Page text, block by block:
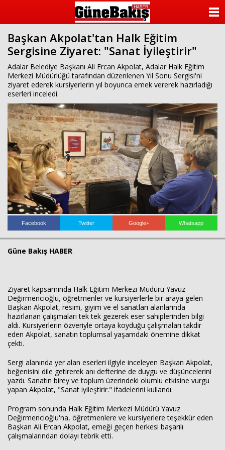
Başkan Akpolat'tan Halk Eğitim
Sergisine Ziyaret: "Sanat İyileştirir"
Adalar Belediye Başkanı Ali Ercan Akpolat, Adalar Halk Eğitim
Merkezi Müdürlüğü tarafından düzenlenen Yıl Sonu Sergisi'ni
ziyaret ederek kursiyerlerin yıl boyunca emek vererek hazırladığı
eserleri inceledi.
Facebook Twitter Google+ Whatsapp
Güne Bakış HABER
Ziyaret kapsamında Halk Eğitim Merkezi Müdürü Yavuz
Değirmencioğlu, öğretmenler ve kursiyerlerle bir araya gelen
Başkan Akpolat, resim, giyim ve el sanatları alanlarında
hazırlanan çalışmaları tek tek gezerek eser sahiplerinden bilgi
aldı. Kursiyerlerin özveriyle ortaya koyduğu çalışmaları takdir
eden Akpolat, sanatın toplumsal yaşamdaki önemine dikkat
çekti.
Sergi alanında yer alan eserleri ilgiyle inceleyen Başkan Akpolat,
beğenisini dile getirerek anı defterine de duygu ve düşüncelerini
yazdı. Sanatın birey ve toplum üzerindeki olumlu etkisine vurgu
yapan Akpolat, "Sanat iyileştirir." ifadelerini kullandı.
Program sonunda Halk Eğitim Merkezi Müdürü Yavuz
Değirmencioğlu'na, öğretmenlere ve kursiyerlere teşekkür eden
Başkan Ali Ercan Akpolat, emeği geçen herkesi başarılı
çalışmalarından dolayı tebrik etti.
KATEGORİLER
ANKETLER
FOTO GALERİ
VİDEO GALERİ
KÜNYE
İLETİŞİM
Haberin Doğru Adresi.